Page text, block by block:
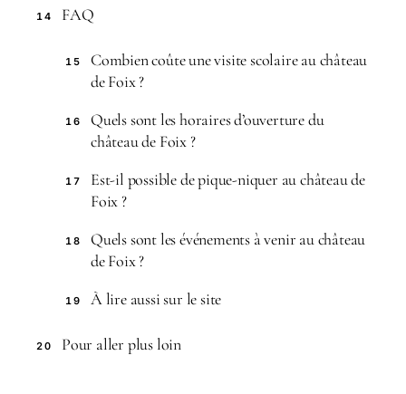
14 FAQ
15
Combien coûte une visite scolaire au château
de Foix ?
16
Quels sont les horaires d’ouverture du
château de Foix ?
17
Est-il possible de pique-niquer au château de
Foix ?
18
Quels sont les événements à venir au château
de Foix ?
19 À lire aussi sur le site
20 Pour aller plus loin